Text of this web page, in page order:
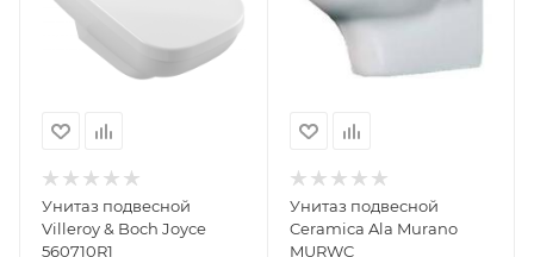
Унитаз подвесной
Villeroy & Boch Joyce
560710R1
Унитаз подвесной
Ceramica Ala Murano
MURWC